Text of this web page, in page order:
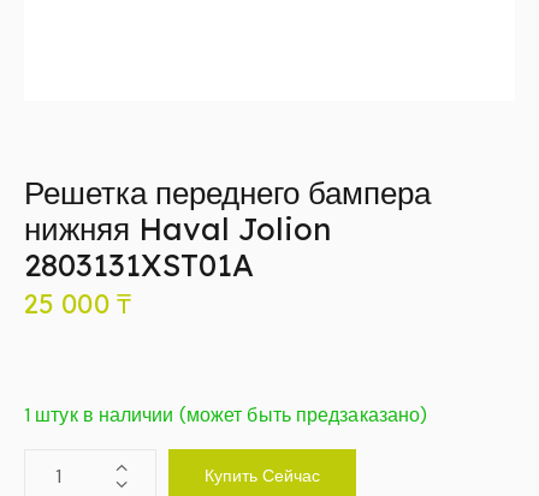
Решетка переднего бампера
нижняя Haval Jolion
2803131XST01A
25 000 ₸
1 штук в наличии (может быть предзаказано)
Купить Сейчас